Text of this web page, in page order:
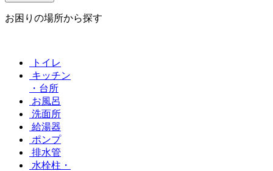
お困りの場所から探す
トイレ
キッチン
・台所
お風呂
洗面所
給湯器
ポンプ
排水管
水栓柱・